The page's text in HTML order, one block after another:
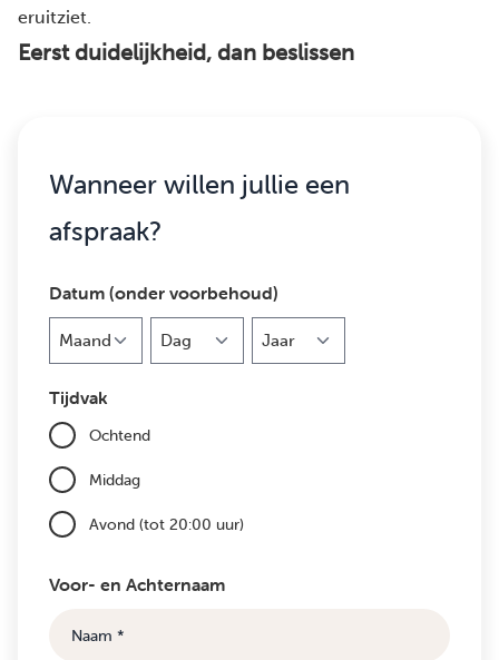
eruitziet.
Eerst duidelijkheid, dan beslissen
Wanneer willen jullie een
afspraak?
Datum (onder voorbehoud)
Tijdvak
Ochtend
Middag
Avond (tot 20:00 uur)
Voor- en Achternaam